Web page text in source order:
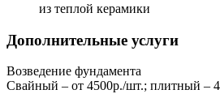
из теплой керамики
Дополнительные услуги
Возведение фундамента
Свайный – от 4500р./шт.; плитный